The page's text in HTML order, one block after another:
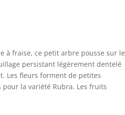
à fraise, ce petit arbre pousse sur le
persistant légèrement dentelé
Les fleurs forment de petites
la variété Rubra. Les fruits